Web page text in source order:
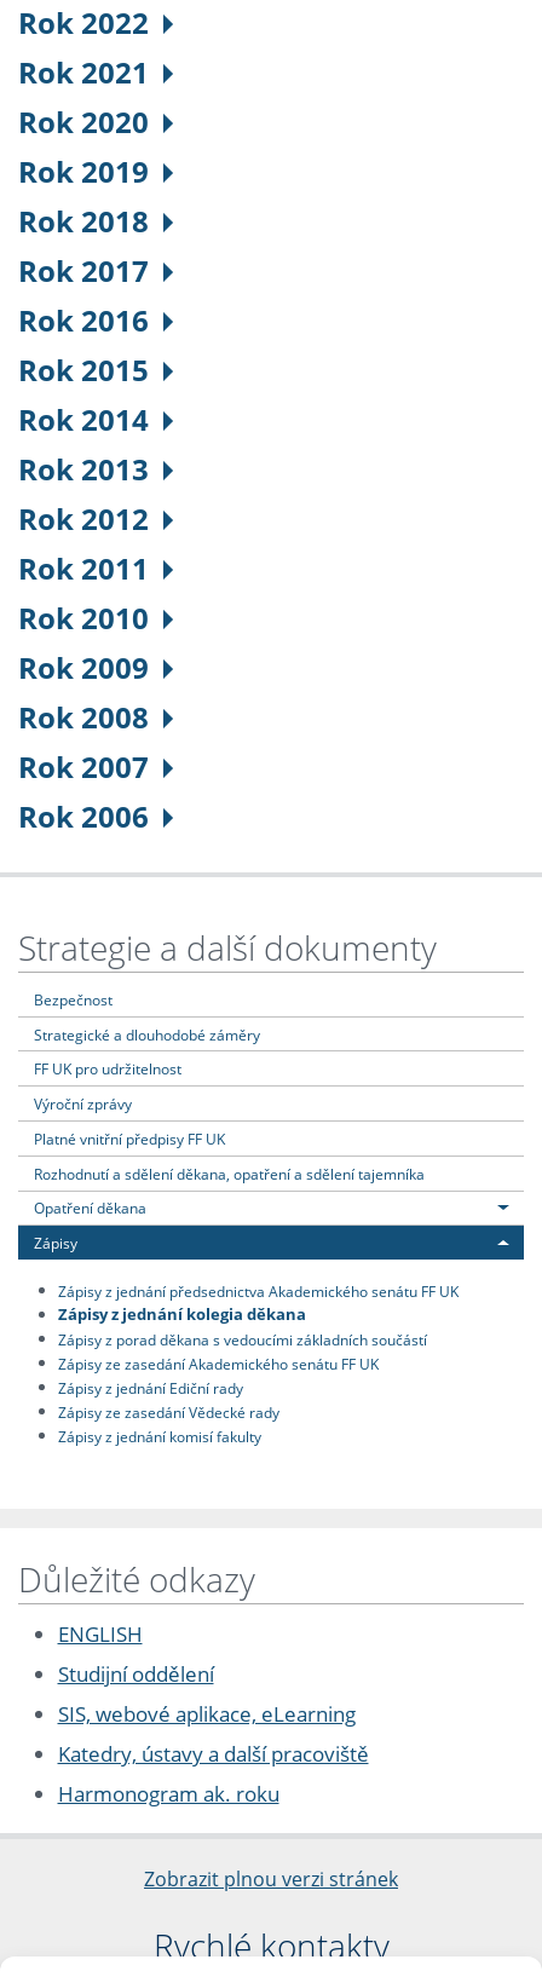
Rok 2022
Rok 2021
Rok 2020
Rok 2019
Rok 2018
Rok 2017
Rok 2016
Rok 2015
Rok 2014
Rok 2013
Rok 2012
Rok 2011
Rok 2010
Rok 2009
Rok 2008
Rok 2007
Rok 2006
Strategie a další dokumenty
Bezpečnost
Strategické a dlouhodobé záměry
FF UK pro udržitelnost
Výroční zprávy
Platné vnitřní předpisy FF UK
Rozhodnutí a sdělení děkana, opatření a sdělení tajemníka
Opatření děkana
Zápisy
Zápisy z jednání předsednictva Akademického senátu FF UK
Zápisy z jednání kolegia děkana
Zápisy z porad děkana s vedoucími základních součástí
Zápisy ze zasedání Akademického senátu FF UK
Zápisy z jednání Ediční rady
Zápisy ze zasedání Vědecké rady
Zápisy z jednání komisí fakulty
Důležité odkazy
ENGLISH
Studijní oddělení
SIS, webové aplikace, eLearning
Katedry, ústavy a další pracoviště
Harmonogram ak. roku
Zobrazit plnou verzi stránek
Rychlé kontakty